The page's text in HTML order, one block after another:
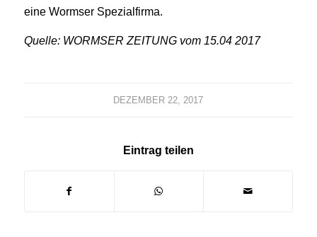
eine Wormser Spezialfirma.
Quelle: WORMSER ZEITUNG vom 15.04 2017
DEZEMBER 22, 2017
Eintrag teilen